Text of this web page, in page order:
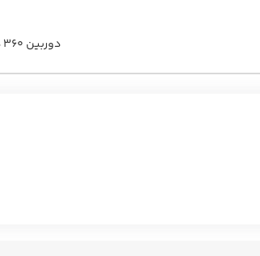
دوربین 360 درجه خودرو و امنیت آن